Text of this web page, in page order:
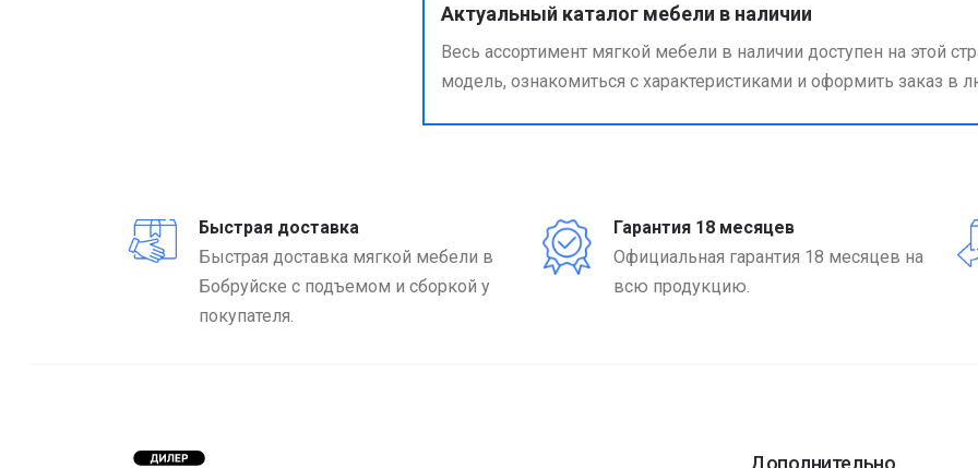
Актуальный каталог мебели в наличии
Весь ассортимент мягкой мебели в наличии доступен на этой
модель, ознакомиться с характеристиками и оформить заказ в
Быстрая доставка
Быстрая доставка мягкой мебели в
Бобруйске с подъемом и сборкой у
покупателя.
Гарантия 18 месяцев
Официальная гарантия 18 месяцев на
всю продукцию.
Дополнительно